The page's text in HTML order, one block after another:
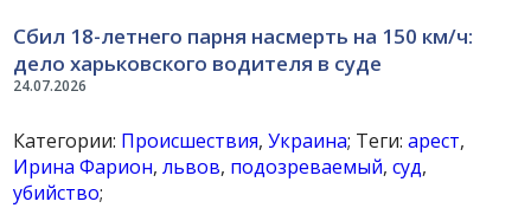
24.07.2026
Сбил 18-летнего парня насмерть на 150 км/ч:
дело харьковского водителя в суде
Категории: Происшествия,Украина; Теги:арест,
Ирина Фарион,львов, подозреваемый,суд,
убийство;